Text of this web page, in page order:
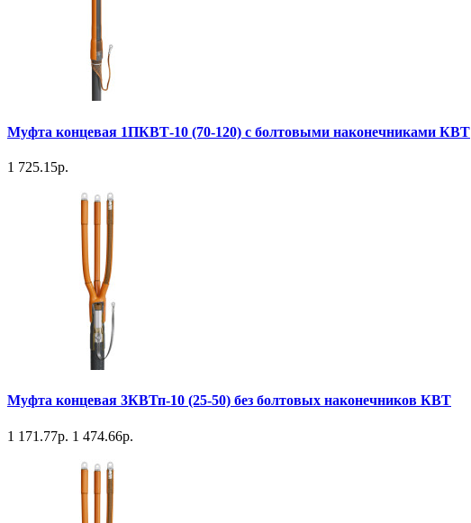
Муфта концевая 1ПКВТ-10 (70-120) с болтовыми наконечниками КВТ
1 725.15р.
Муфта концевая 3КВТп-10 (25-50) без болтовых наконечников КВТ
1 171.77р. 1 474.66р.